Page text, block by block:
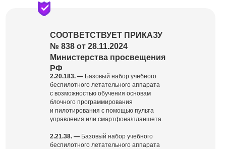
2.20.183. — Базовый набор учебного
беспилотного летательного аппарата
с возможностью обучения основам
блочного программирования
и пилотирования с помощью пульта
управления или смартфона/планшета.
2.21.38. — Базовый набор учебного
беспилотного летательного аппарата
СООТВЕТСТВУЕТ ПРИКАЗУ
№ 838 от 28.11.2024
Министерства просвещения
РФ